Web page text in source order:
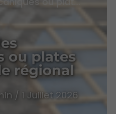
ou plates
régional
/ 1 Juillet 2026